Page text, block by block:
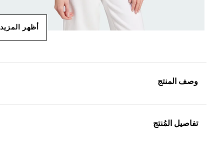
أظهر المزيد
وصف المنتج
تفاصيل المُنتج